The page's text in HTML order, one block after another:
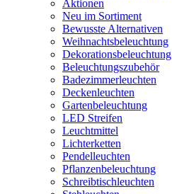
Aktionen
Neu im Sortiment
Bewusste Alternativen
Weihnachtsbeleuchtung
Dekorationsbeleuchtung
Beleuchtungszubehör
Badezimmerleuchten
Deckenleuchten
Gartenbeleuchtung
LED Streifen
Leuchtmittel
Lichterketten
Pendelleuchten
Pflanzenbeleuchtung
Schreibtischleuchten